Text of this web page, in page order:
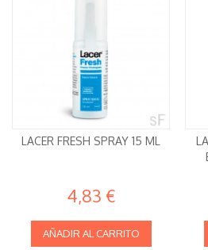
LACER FRESH SPRAY 15 ML
4,83 €
AÑADIR AL CARRITO